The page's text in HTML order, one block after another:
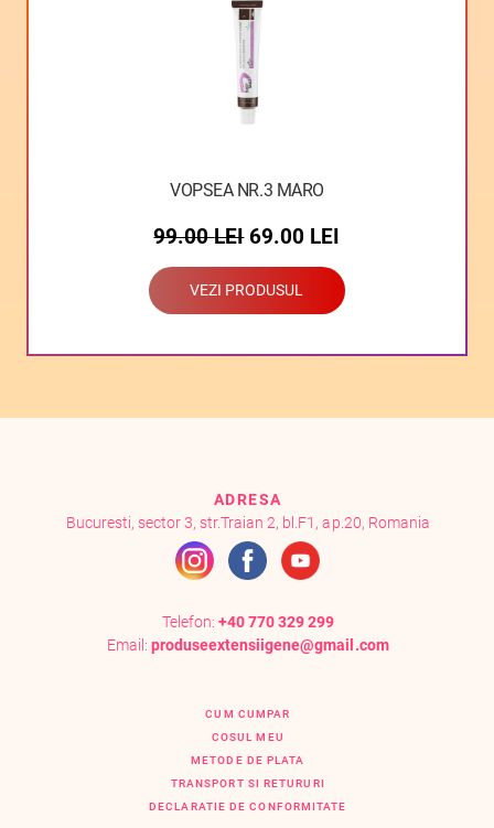
VOPSEA NR.3 MARO
99.00LEI 69.00 LEI
VEZI PRODUSUL
ADRESA
Bucuresti, sector 3, str.Traian 2, bl.F1, ap.20, Romania
Telefon: +40 770 329 299
Email:produseextensiigene@gmail.com
CUM CUMPAR
COSUL MEU
METODE DE PLATA
TRANSPORT SI RETURURI
DECLARATIE DE CONFORMITATE